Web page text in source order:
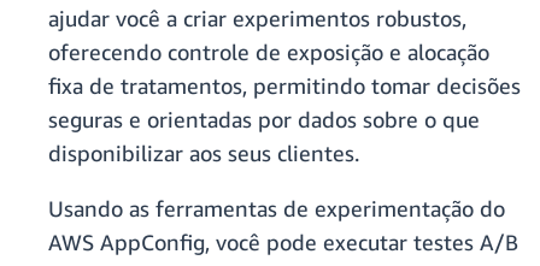
ajudar você a criar experimentos robustos,
oferecendo controle de exposição e alocação
fixa de tratamentos, permitindo tomar decisões
seguras e orientadas por dados sobre o que
disponibilizar aos seus clientes.
Usando as ferramentas de experimentação do
AWS AppConfig, você pode executar testes A/B